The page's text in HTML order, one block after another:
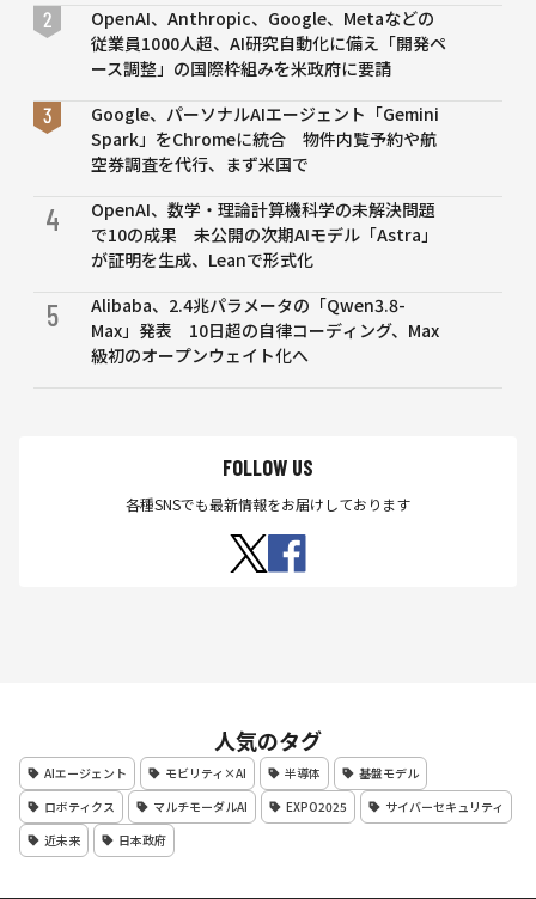
OpenAI、Anthropic、Google、Metaなどの
従業員1000人超、AI研究自動化に備え「開発ペ
ース調整」の国際枠組みを米政府に要請
Google、パーソナルAIエージェント「Gemini
Spark」をChromeに統合 物件内覧予約や航
空券調査を代行、まず米国で
4
OpenAI、数学・理論計算機科学の未解決問題
で10の成果 未公開の次期AIモデル「Astra」
が証明を生成、Leanで形式化
5
Alibaba、2.4兆パラメータの「Qwen3.8-
Max」発表 10日超の自律コーディング、Max
級初のオープンウェイト化へ
FOLLOW US
各種SNSでも最新情報をお届けしております
人気のタグ
AIエージェント モビリティ×AI 半導体
基盤モデル
ロボティクス
マルチモーダルAI EXPO2025
サイバーセキュリティ
近未来
日本政府